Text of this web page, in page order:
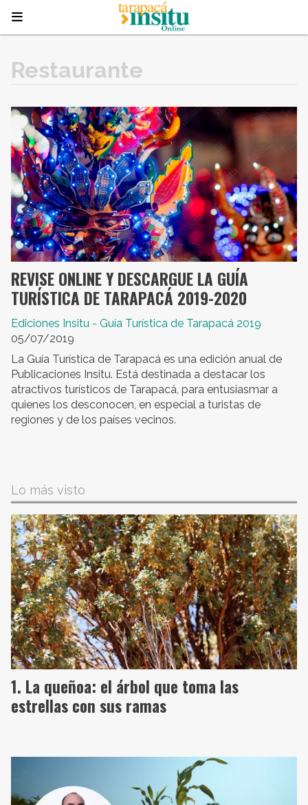
Restaurante
REVISE ONLINE Y DESCARGUE LA GUÍA
TURÍSTICA DE TARAPACÁ 2019-2020
Ediciones Insitu - Guía Turística de Tarapacá 2019
05/07/2019
La Guía Turística de Tarapacá es una edición anual de
Publicaciones Insitu. Está destinada a destacar los
atractivos turísticos de Tarapacá, para entusiasmar a
quienes los desconocen, en especial a turistas de
regiones y de los países vecinos.
Lo más visto
La queñoa: el árbol que toma las
estrellas con sus ramas